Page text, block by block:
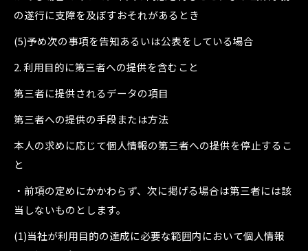
の遂行に支障を及ぼすおそれがあるとき
(5)予め次の事項を告知あるいは公表をしている場合
2. 利用目的に第三者への提供を含むこと
第三者に提供されるデータの項目
第三者への提供の手段または方法
本人の求めに応じて個人情報の第三者への提供を停止するこ
と
・前項の定めにかかわらず、次に掲げる場合は第三者には該
当しないものとします。
(1)当社が利用目的の達成に必要な範囲内において個人情報